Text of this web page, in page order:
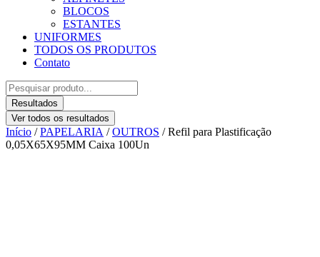
BLOCOS
ESTANTES
UNIFORMES
TODOS OS PRODUTOS
Contato
Pesquisar
...Resultados
Ver todos os resultados
Início /PAPELARIA /OUTROS / Refil para Plastificação
0,05X65X95MM Caixa 100Un